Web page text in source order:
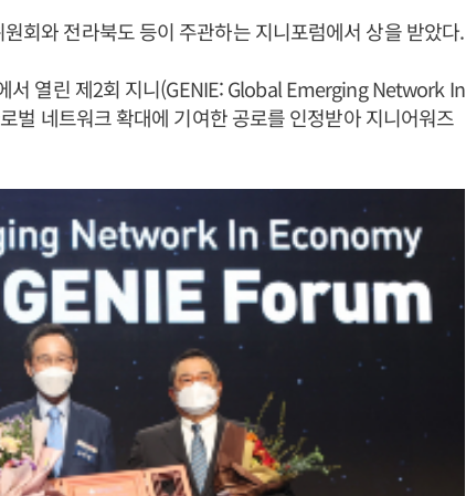
회와 전라북도 등이 주관하는 지니포럼에서 상을 받았다.
서 열린 제2회 지니(GENIE: Global Emerging Network In
벌 네트워크 확대에 기여한 공로를 인정받아 지니어워즈